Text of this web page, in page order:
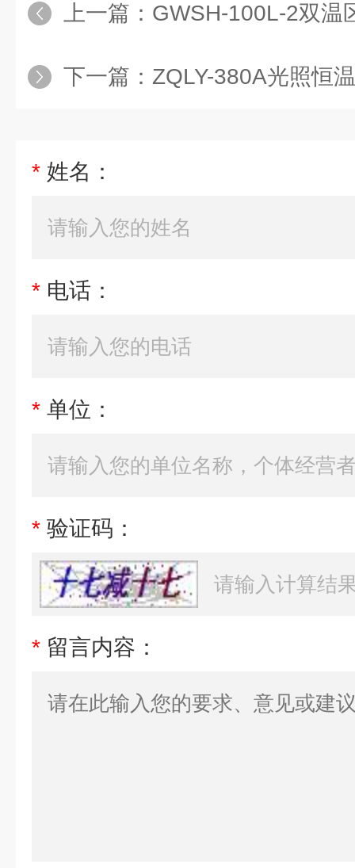
上一篇： GWSH-100L-2双温
下一篇： ZQLY-380A光照恒
* 姓名：
* 电话：
* 单位：
* 验证码：
* 留言内容：